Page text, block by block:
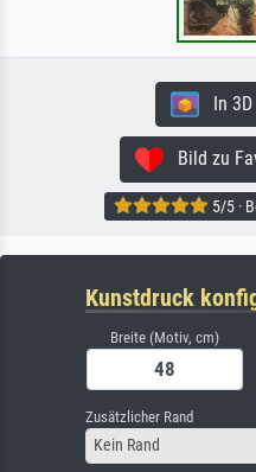
In 3D
Bild zu
5/5 ·
Kunstdruck
Breite (Motiv, cm)
Zusätzlicher Rand
Kein Rand